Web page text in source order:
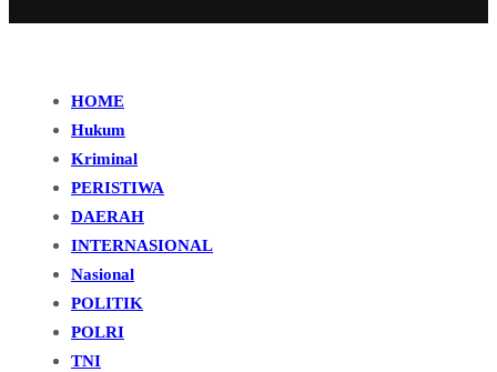
HOME
Hukum
Kriminal
PERISTIWA
DAERAH
INTERNASIONAL
Nasional
POLITIK
POLRI
TNI